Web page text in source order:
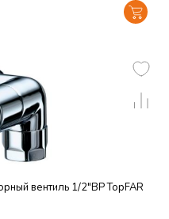
вентиль 1/2"ВР TopFAR